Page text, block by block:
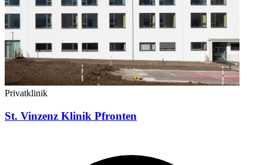
Privatklinik
St. Vinzenz Klinik Pfronten